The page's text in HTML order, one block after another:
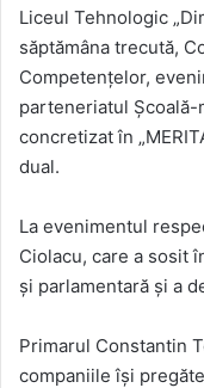
Liceul Tehnologic
săptămâna trecută,
Competențelor,
parteneriatul
concretizat în
dual.
La evenimentul
Ciolacu, care a sosit
și parlamentară și a
Primarul Constantin
companiile își